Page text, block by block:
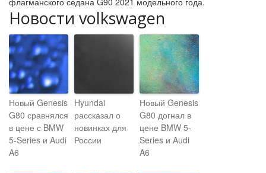
Новости volkswagen
Новый Genesis
G80 сравнялся
в цене с BMW
5-Series и Audi
A6
Hyundai
рассказал о
новинках для
России
Новый Genesis
G80 догнал в
цене BMW 5-
Series и Audi
A6